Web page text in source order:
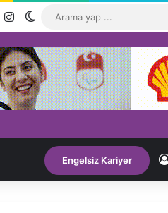
YouTubeInstagramDış görünümü değiştir
Engelsiz Kariyer